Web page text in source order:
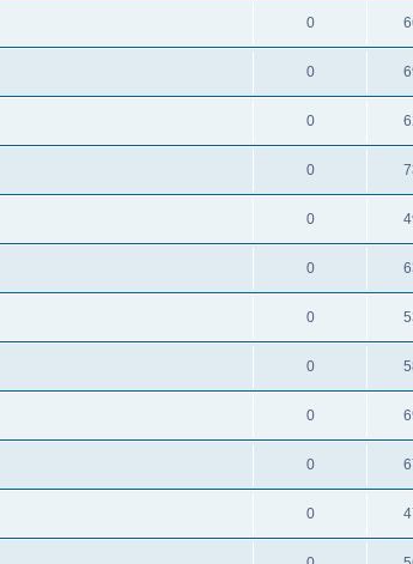
0
0
0
0
0
0
0
0
0
0
0